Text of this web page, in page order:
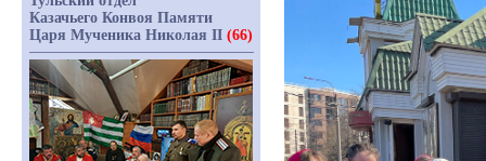
Казачьего Конвоя Памяти
Царя Мученика Николая II (66)